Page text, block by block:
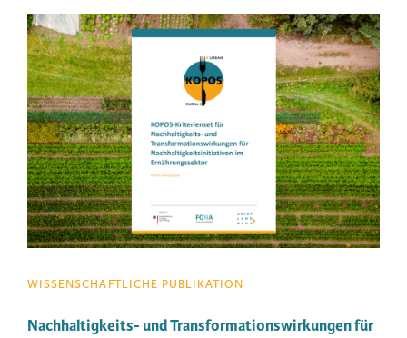
AGRARLAND
ERMÖGLICHEN!
Image
WISSENSCHAFTLICHE PUBLIKATION
Nachhaltigkeits- und Transformationswirkungen für